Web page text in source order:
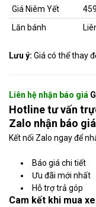
Giá Niêm Yết
Lăn bánh
Lưu ý: Giá có thể thay
Liên hệ nhận báo giá
Hotline tư vấn
Zalo nhận báo
Kết nối Zalo ngay để
Báo giá chi tiết
Ưu đãi mới nhất
Hỗ trợ trả góp
Cam kết khi mua